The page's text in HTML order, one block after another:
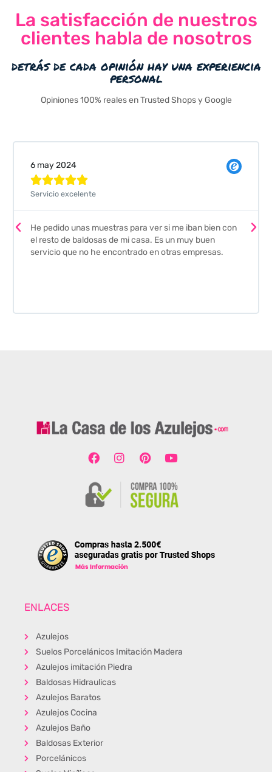
La satisfacción de nuestros
clientes habla de nosotros
detrás de cada opinión hay una experiencia
personal
Opiniones 100% reales en Trusted Shops y Google
Valeria Comellas

envío fue perfecto pero lo mejor ha sido el seguimiento
que nos han hecho. Nos guiaron y aconsejaron para
escoger los azulejos. Lo aconsejo a todos mis amigos
ENLACES
Azulejos
Suelos Porcelánicos Imitación Madera
Azulejos imitación Piedra
Baldosas Hidraulicas
Azulejos Baratos
Azulejos Cocina
Azulejos Baño
Baldosas Exterior
Porcelánicos